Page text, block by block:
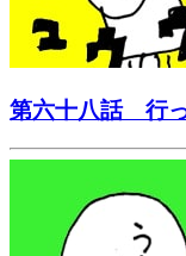
第六十八話 行っ